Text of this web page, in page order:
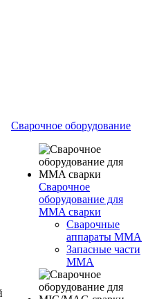
Сварочное оборудование
Сварочное
оборудование для
MMA сварки
Сварочные
аппараты MMA
Запасные части
MMA